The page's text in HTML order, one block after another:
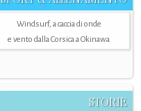
Windsurf, a caccia di onde
e vento dalla Corsica a Okinawa
STORIE